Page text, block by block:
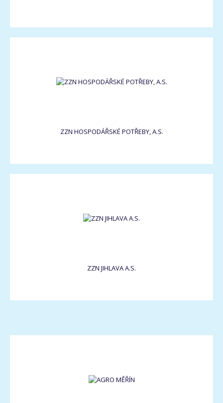
ZZN HOSPODÁŘSKÉ POTŘEBY, A.S.
ZZN JIHLAVA A.S.